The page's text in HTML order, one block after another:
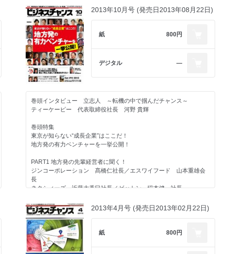
2013年10月号 (発売日2013年08月22日)
紙 800円
デジタル ―
巻頭インタビュー 立志人 ～転機の中で掴んだチャンス～
ティーケーピー 代表取締役社長 河野 貴輝
巻頭特集
東京が知らない“成長企業”はここだ！
地方発の有力ベンチャーを一挙公開！
PART1 地方発の先輩経営者に聞く！
ジンコーポレーション 髙橋仁社長／エスワイフード 山本重雄会
長
ネクシィーズ 近藤太香巳社長／ゼットン 稲本健一社長
地方発！イベントレポート
名古屋branchセミナー
新産業・新技術ベンチャー育成フォーラムin福岡
PART2 地方の有力ベンチャーはここだ！
速太郎本部／D-ZERO／キャッチアップ／Good不動産／ロハスホー
2013年4月号 (発売日2013年02月22日)
紙 800円